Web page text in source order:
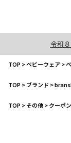
令和
TOP>ベビーウェア>
TOP>ブランド >
TOP>その他>クーポ